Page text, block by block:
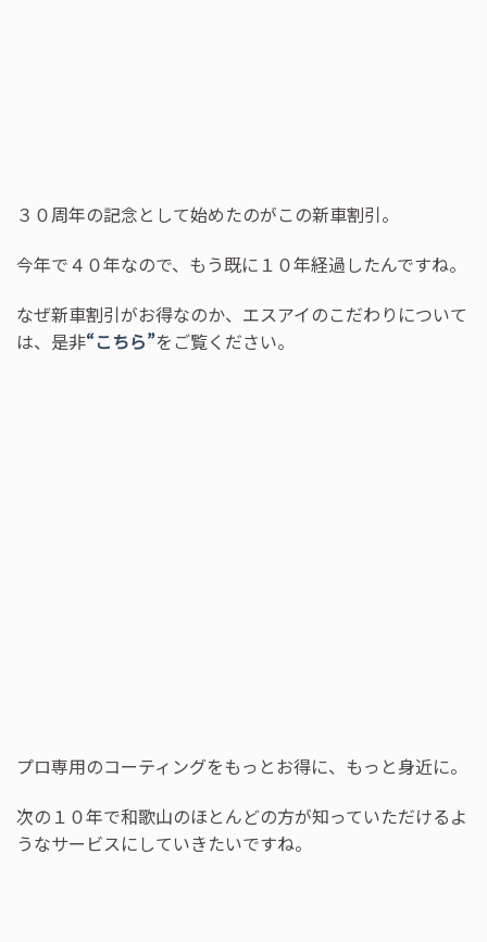
３０周年の記念として始めたのがこの新車割引。
今年で４０年なので、もう既に１０年経過したんですね。
なぜ新車割引がお得なのか、エスアイのこだわりについて
は、是非“こちら”をご覧ください。
プロ専用のコーティングをもっとお得に、もっと身近に。
次の１０年で和歌山のほとんどの方が知っていただけるよ
うなサービスにしていきたいですね。